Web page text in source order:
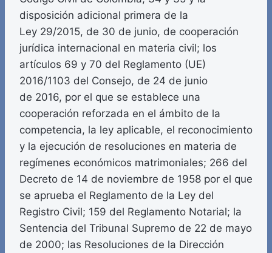
disposición adicional primera de la
Ley 29/2015, de 30 de junio, de cooperación
jurídica internacional en materia civil; los
artículos 69 y 70 del Reglamento (UE)
2016/1103 del Consejo, de 24 de junio
de 2016, por el que se establece una
cooperación reforzada en el ámbito de la
competencia, la ley aplicable, el reconocimiento
y la ejecución de resoluciones en materia de
regímenes económicos matrimoniales; 266 del
Decreto de 14 de noviembre de 1958 por el que
se aprueba el Reglamento de la Ley del
Registro Civil; 159 del Reglamento Notarial; la
Sentencia del Tribunal Supremo de 22 de mayo
de 2000; las Resoluciones de la Dirección